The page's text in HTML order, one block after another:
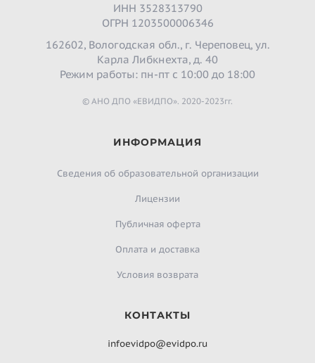
ИНН 3528313790
ОГРН 1203500006346
162602, Вологодская обл., г. Череповец, ул.
Карла Либкнехта, д. 40
Режим работы: пн-пт с 10:00 до 18:00
© АНО ДПО «ЕВИДПО». 2020-2023гг.
ИНФОРМАЦИЯ
Сведения об образовательной организации
Лицензии
Публичная оферта
Оплата и доставка
Условия возврата
КОНТАКТЫ
infoevidpo@evidpo.ru